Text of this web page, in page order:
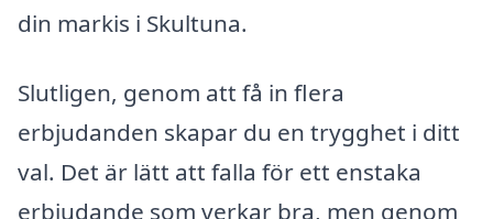
din markis i Skultuna.
Slutligen, genom att få in flera
erbjudanden skapar du en trygghet i ditt
val. Det är lätt att falla för ett enstaka
erbjudande som verkar bra, men genom